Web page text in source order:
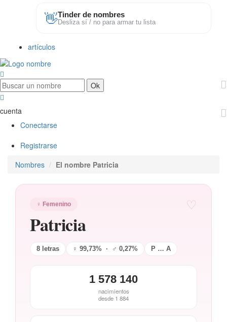
👋Tinder de nombres
Desliza sí / no para armar tu lista
artículos
cuenta
Conectarse
Registrarse
Nombres
El nombre Patricia
♀ Femenino ♡
Patricia
8 letras ♀ 99,73% · ♂ 0,27% P … A
1 578 140
nacimientos
desde 1 884